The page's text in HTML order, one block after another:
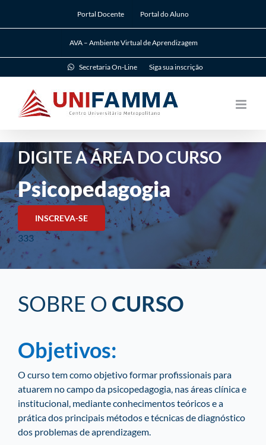
Portal Docente Portal do Aluno
AVA – Ambiente Virtual de Aprendizagem
Secretaria On-Line Siga sua inscrição
DIGITE A ÁREA DO CURSO
Psicopedagogia
INSCREVA-SE
333
SOBRE O CURSO
Objetivos:
O curso tem como objetivo formar profissionais para
atuarem no campo da psicopedagogia, nas áreas clínica e
institucional, mediante conhecimentos teóricos e a
prática dos principais métodos e técnicas de diagnóstico
dos problemas de aprendizagem.